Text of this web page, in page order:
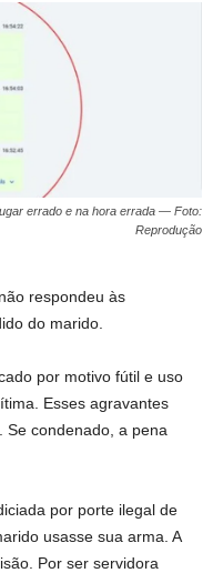
errado e na hora errada — Foto:
Reprodução
respondeu às
do marido.
por motivo fútil e uso
Esses agravantes
Se condenado, a pena
por porte ilegal de
usasse sua arma. A
Por ser servidora